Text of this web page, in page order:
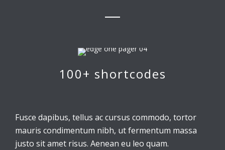
100+ shortcodes
Fusce dapibus, tellus ac cursus commodo, tortor
mauris condimentum nibh, ut fermentum massa
justo sit amet risus. Aenean eu leo quam.